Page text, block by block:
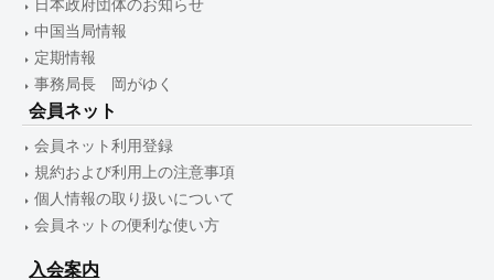
日本政府団体のお知らせ
中国当局情報
定期情報
事務局長 岡がゆく
会員ネット
会員ネット利用登録
規約および利用上の注意事項
個人情報の取り扱いについて
会員ネットの便利な使い方
入会案内